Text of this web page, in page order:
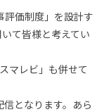
評価制度」を設計す
て皆様と考えてい
マレビ」も併せて
となります。あら